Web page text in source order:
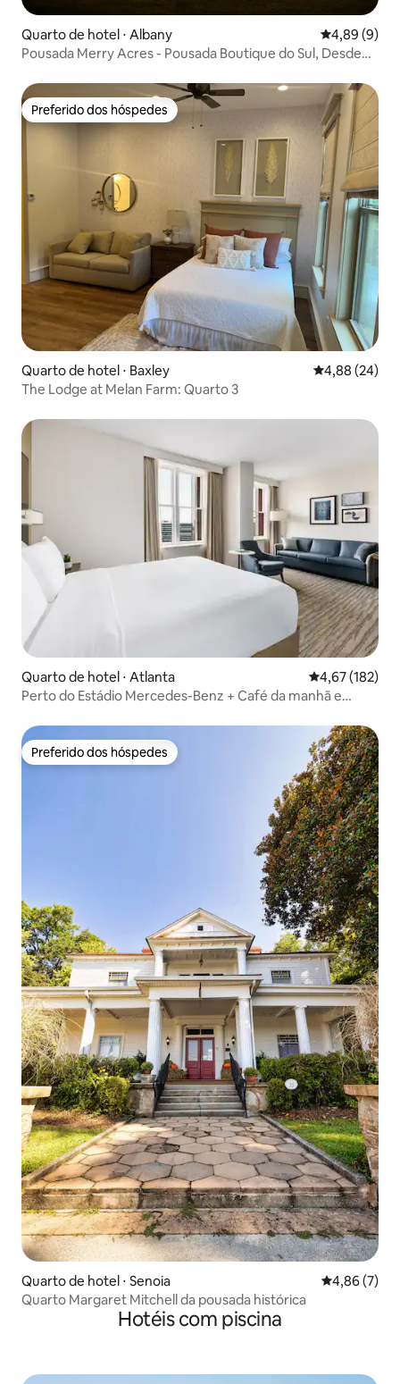
Quarto de hotel ⋅ Albany 4,89 de uma
4,89 (9)
Pousada Merry Acres - Pousada Boutique do Sul, Desde
Preferido dos hóspedes
Preferido dos hóspedes
Quarto de hotel ⋅ Baxley 4,88 de uma
4,88 (24)
The Lodge at Melan Farm: Quarto 3
Quarto de hotel ⋅ Atlanta 4,67 de uma
4,67 (182)
Perto do Estádio Mercedes-Benz + Café da manhã e
Preferido dos hóspedes
Preferido dos hóspedes
Quarto de hotel ⋅ Senoia 4,86 de uma
4,86 (7)
Quarto Margaret Mitchell da pousada histórica
Hotéis com piscina